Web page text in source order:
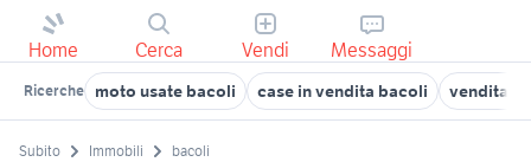
Home Cerca Vendi Messaggi
Ricerche moto usate bacoli case in vendita bacoli vendita
Subito Immobili bacoli